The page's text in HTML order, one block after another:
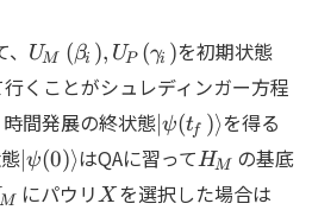
UM (βi ), UP (γi )を初期状態
くことがシュレディンガー方程
間発展の終状態\ket{\psi(t_f)}
∣ψ(tf )⟩を得る
\ket{\psi(0)}
∣ψ(0)⟩はQAに習ってH_M
HM の基底
M にパウリ X
X を選択した場合は